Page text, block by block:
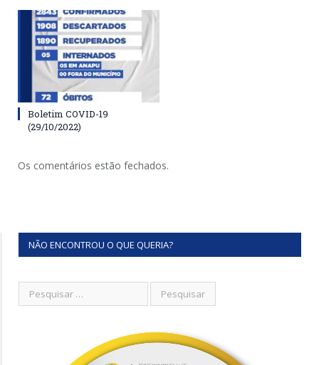
Boletim COVID-19
(29/10/2022)
Os comentários estão fechados.
NÃO ENCONTROU O QUE QUERIA?